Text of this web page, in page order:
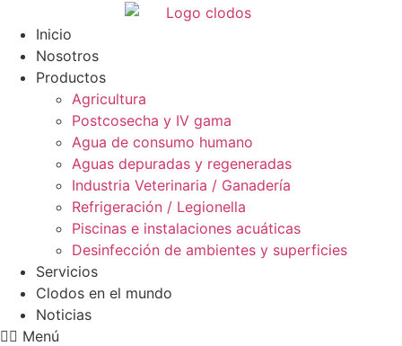
contenido
Inicio
Nosotros
Productos
Agricultura
Postcosecha y IV gama
Agua de consumo humano
Aguas depuradas y regeneradas
Industria Veterinaria / Ganadería
Refrigeración / Legionella
Piscinas e instalaciones acuáticas
Desinfección de ambientes y superficies
Servicios
Clodos en el mundo
Noticias
Menú